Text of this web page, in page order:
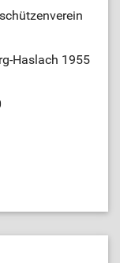
Haslach 1955